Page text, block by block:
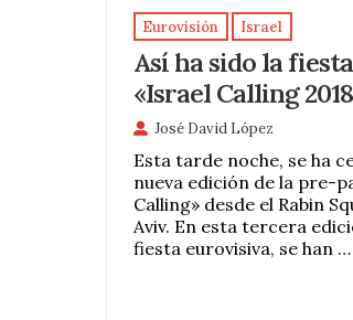
Eurovisión Israel
Así ha sido la
«Israel Calling
José David López
Esta tarde noche, se ha
nueva edición de la pre-
Calling» desde el Rabin
Aviv. En esta tercera
fiesta eurovisiva, se han …